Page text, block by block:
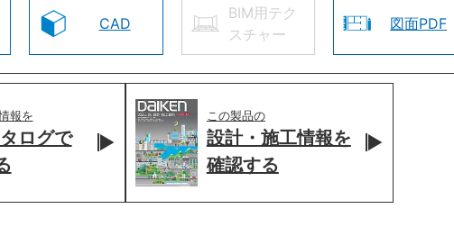
CAD
BIM用テク
スチャー
図面PDF
報を
ログで
この製品の
設計・施工情報を
確認する